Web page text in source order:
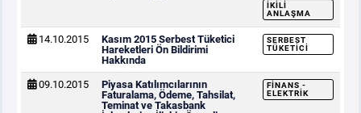
İKILI
ANLAŞMA
14.10.2015
Kasım 2015 Serbest Tüketici
Hareketleri Ön Bildirimi
Hakkında
SERBEST
TÜKETICI
09.10.2015
Piyasa Katılımcılarının
Faturalama, Ödeme, Tahsilat,
Teminat ve Takasbank
FINANS -
ELEKTRIK